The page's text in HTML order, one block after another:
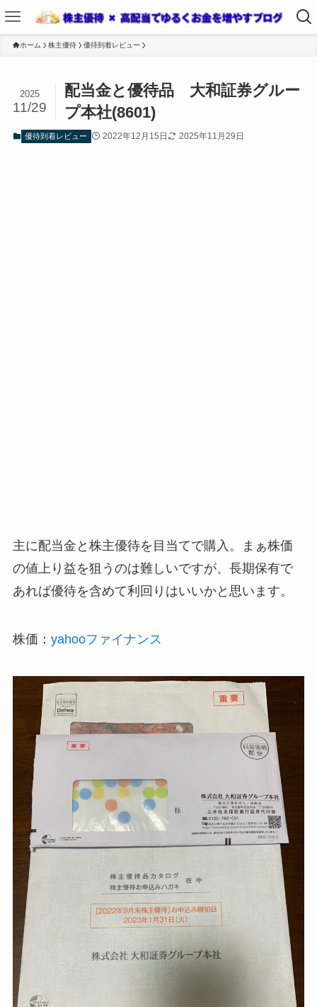
ホーム 株主優待 優待到着レビュー
配当金と優待品 大和証券グルー
プ本社(8601)
2025
11/29
優待到着レビュー 2022年12月15日 2025年11月29日
主に配当金と株主優待を目当てで購入。まぁ株価
の値上り益を狙うのは難しいですが、長期保有で
あれば優待を含めて利回りはいいかと思います。
株価： yahooファイナンス